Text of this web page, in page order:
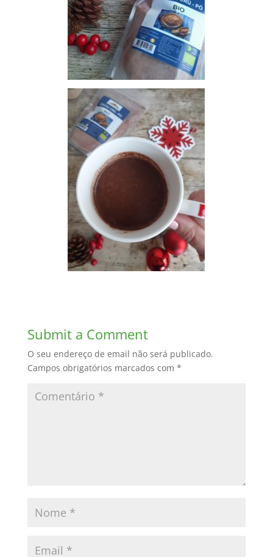
Submit a Comment
O seu endereço de email não será publicado.
Campos obrigatórios marcados com *